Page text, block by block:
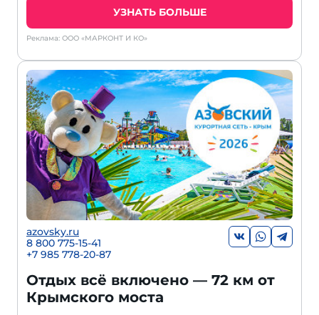
УЗНАТЬ БОЛЬШЕ
Реклама: ООО «МАРКОНТ И КО»
azovsky.ru
8 800 775-15-41
+7 985 778-20-87
Отдых всё включено — 72 км от
Крымского моста